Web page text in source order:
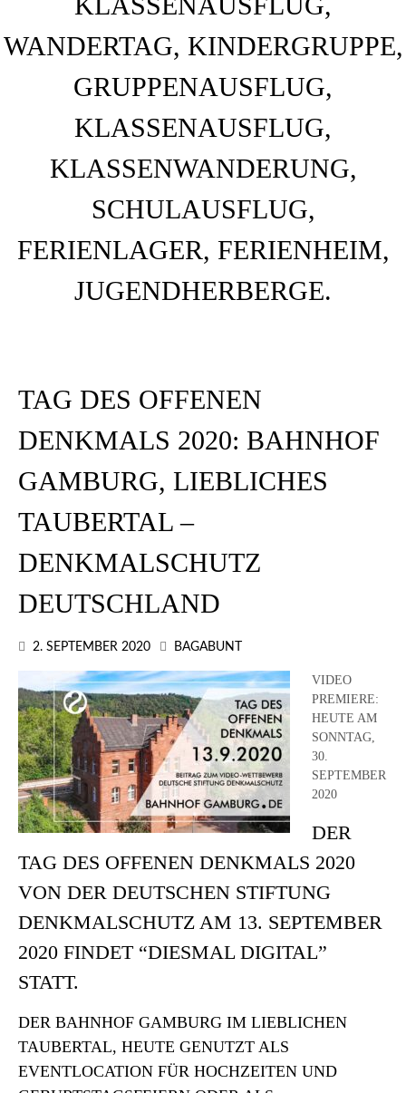
BAHNHOF GAMBURG
Ferienwohnung und Eventsaal im Taubertal
TAG DES OFFENEN
DENKMALS 2020: BAHNHOF
GAMBURG, LIEBLICHES
TAUBERTAL –
DENKMALSCHUTZ
DEUTSCHLAND
2. SEPTEMBER 2020 BAGABUNT
VIDEO
PREMIERE:
HEUTE AM
SONNTAG,
30.
SEPTEMBER
2020
DER
TAG DES OFFENEN DENKMALS 2020
VON DER DEUTSCHEN STIFTUNG
DENKMALSCHUTZ AM 13. SEPTEMBER
2020 FINDET “DIESMAL DIGITAL”
STATT.
DER BAHNHOF GAMBURG IM LIEBLICHEN
TAUBERTAL, HEUTE GENUTZT ALS
EVENTLOCATION FÜR HOCHZEITEN UND